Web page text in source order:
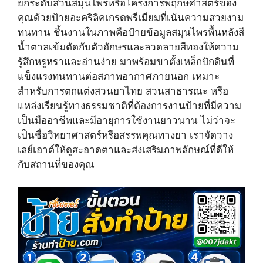
w
i
t
t
e
r
)
e
b
o
k
t
e
r
e
s
t
ยกระดับสวนสมุนไพรหรือโครงการพฤกษศาสตร์ของ
คุณด้วยป้ายอะคริลิคเกรดพรีเมียมที่เน้นความสวยงาม
ทนทาน ชิ้นงานในภาพคือป้ายข้อมูลสมุนไพรพื้นหลังสี
น้ำตาลเข้มตัดกับตัวอักษรและลวดลายสีทองให้ความ
รู้สึกหรูหราและอ่านง่าย มาพร้อมขาตั้งเหล็กปักดินที่
แข็งแรงทนทานต่อสภาพอากาศภายนอก เหมาะ
สำหรับการตกแต่งสวนยาไทย สวนสาธารณะ หรือ
แหล่งเรียนรู้ทางธรรมชาติที่ต้องการงานป้ายที่มีความ
เป็นมืออาชีพและมีอายุการใช้งานยาวนาน ไม่ว่าจะ
เป็นชื่อวิทยาศาสตร์หรือสรรพคุณทางยา เราจัดวาง
เลย์เอาต์ให้ดูสะอาดตาและส่งเสริมภาพลักษณ์ที่ดีให้
กับสถานที่ของคุณ